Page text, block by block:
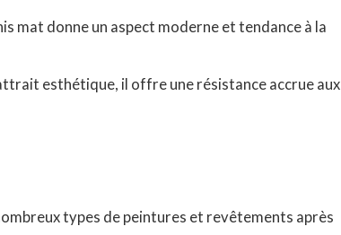
mat donne un aspect moderne et tendance à la
esthétique, il offre une résistance accrue aux
types de peintures et revêtements après